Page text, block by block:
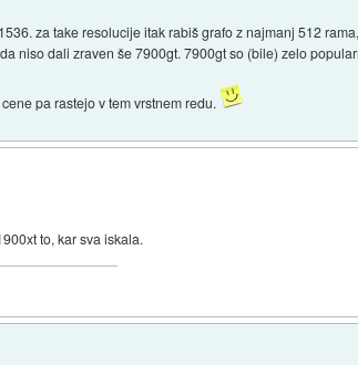
za take resolucije itak rabiš grafo z najmanj 512
niso dali zraven še 7900gt. 7900gt so (bile) zelo
pa rastejo v tem vrstnem redu.
to, kar sva iskala.